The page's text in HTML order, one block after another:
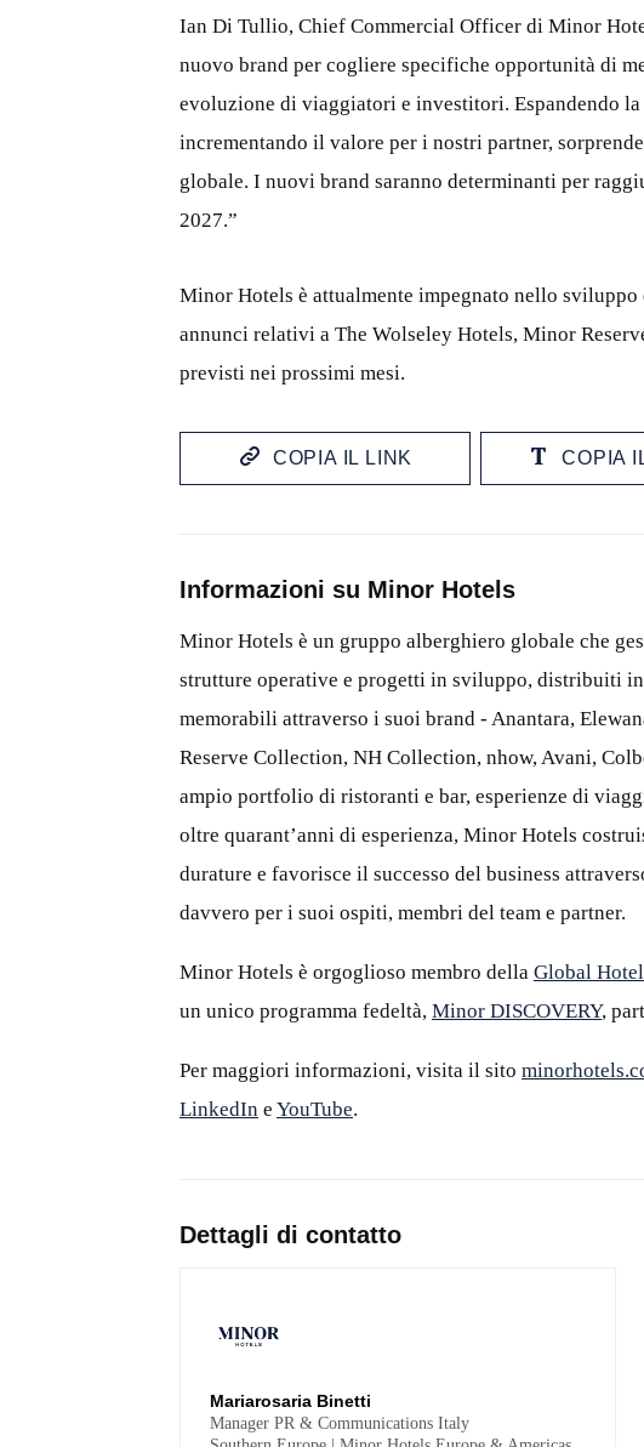
Ian Di Tullio, Chief Commercial Officer di Minor
nuovo brand per cogliere specifiche opportunità di
evoluzione di viaggiatori e investitori. Espandendo
incrementando il valore per i nostri partner,
globale. I nuovi brand saranno determinanti per
2027.”
Minor Hotels è attualmente impegnato nello
annunci relativi a The Wolseley Hotels, Minor
previsti nei prossimi mesi.
COPIA IL LINK COPIA
Informazioni su Minor Hotels
Minor Hotels è un gruppo alberghiero globale che
strutture operative e progetti in sviluppo, distribuiti
memorabili attraverso i suoi brand - Anantara,
Reserve Collection, NH Collection, nhow, Avani,
ampio portfolio di ristoranti e bar, esperienze di
oltre quarant’anni di esperienza, Minor Hotels
durature e favorisce il successo del business
davvero per i suoi ospiti, membri del team e partner.
Minor Hotels è orgoglioso membro della Global
un unico programma fedeltà, Minor DISCOVERY,
Per maggiori informazioni, visita il sito
LinkedIn e YouTube.
Dettagli di contatto
Mariarosaria Binetti
Manager PR & Communications Italy